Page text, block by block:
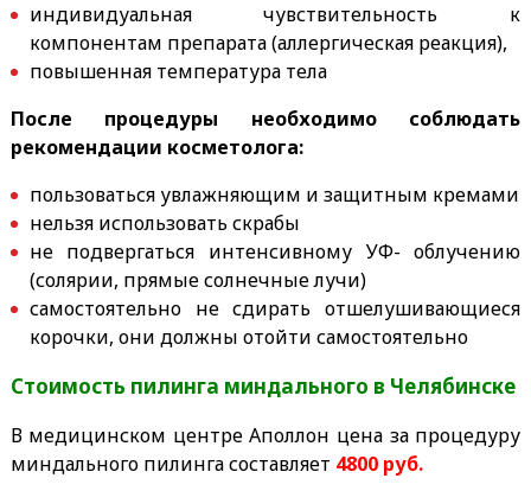
индивидуальная чувствительность к
компонентам препарата (аллергическая реакция),
повышенная температура тела
После процедуры необходимо соблюдать
рекомендации косметолога:
пользоваться увлажняющим и защитным кремами
нельзя использовать скрабы
не подвергаться интенсивному УФ- облучению
(солярии, прямые солнечные лучи)
самостоятельно не сдирать отшелушивающиеся
корочки, они должны отойти самостоятельно
Стоимость пилинга миндального в Челябинске
В медицинском центре Аполлон цена за процедуру
миндального пилинга составляет 4800 руб.